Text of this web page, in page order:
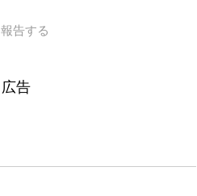
報告する
広告